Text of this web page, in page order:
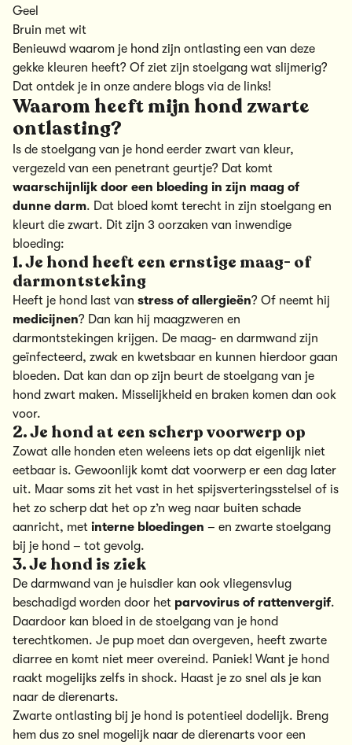
Geel
Bruin met wit
Benieuwd waarom je hond zijn ontlasting een van deze
gekke kleuren heeft? Of ziet zijn stoelgang wat slijmerig?
Dat ontdek je in onze andere blogs via de links!
Waarom heeft mijn hond zwarte
ontlasting?
Is de stoelgang van je hond eerder zwart van kleur,
vergezeld van een penetrant geurtje? Dat komt
waarschijnlijk door een bloeding in zijn maag of
dunne darm. Dat bloed komt terecht in zijn stoelgang en
kleurt die zwart. Dit zijn 3 oorzaken van inwendige
bloeding:
1. Je hond heeft een ernstige maag- of
darmontsteking
Heeft je hond last van stress of allergieën? Of neemt hij
medicijnen? Dan kan hij maagzweren en
darmontstekingen krijgen. De maag- en darmwand zijn
geïnfecteerd, zwak en kwetsbaar en kunnen hierdoor gaan
bloeden. Dat kan dan op zijn beurt de stoelgang van je
hond zwart maken. Misselijkheid en braken komen dan ook
voor.
2. Je hond at een scherp voorwerp op
Zowat alle honden eten weleens iets op dat eigenlijk niet
eetbaar is. Gewoonlijk komt dat voorwerp er een dag later
uit. Maar soms zit het vast in het spijsverteringsstelsel of is
het zo scherp dat het op z’n weg naar buiten schade
aanricht, met interne bloedingen – en zwarte stoelgang
bij je hond – tot gevolg.
3. Je hond is ziek
De darmwand van je huisdier kan ook vliegensvlug
beschadigd worden door het parvovirus of rattenvergif.
Daardoor kan bloed in de stoelgang van je hond
terechtkomen. Je pup moet dan overgeven, heeft zwarte
diarree en komt niet meer overeind. Paniek! Want je hond
raakt mogelijks zelfs in shock. Haast je zo snel als je kan
naar de dierenarts.
Zwarte ontlasting bij je hond is potentieel dodelijk. Breng
hem dus zo snel mogelijk naar de dierenarts voor een